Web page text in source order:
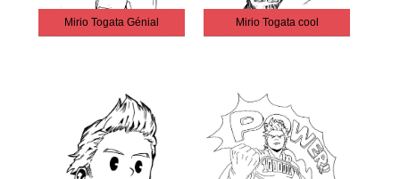
Mirio Togata Génial Mirio Togata cool